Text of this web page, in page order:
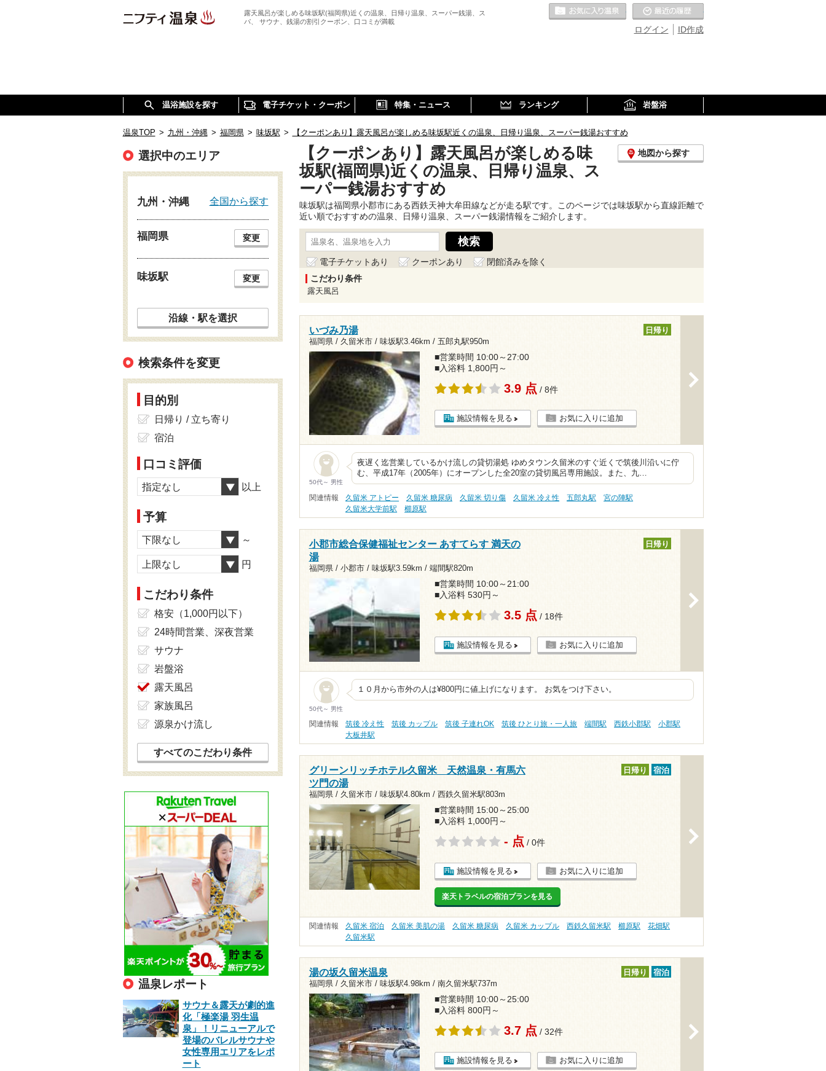
露天風呂が楽しめる味坂駅(福岡県)近くの温泉、日帰り温泉、スーパー銭湯、ス
パ、 サウナ、銭湯の割引クーポン、口コミが満載
ID作成
ログイン
お気に入りの温泉
温浴施設を探す 電子チケット・クーポン 特集・ニュース ランキング 岩盤浴
温泉TOP > 九州・沖縄 > 福岡県 > 味坂駅 > 【クーポンあり】露天風呂が楽しめる味坂駅近くの温泉、日帰り温泉、スーパー銭湯おすすめ
【クーポンあり】露天風呂が楽しめる味
坂駅(福岡県)近くの温泉、日帰り温泉、ス
ーパー銭湯おすすめ
地図から探す
味坂駅は福岡県小郡市にある西鉄天神大牟田線などが走る駅です。このページでは味坂駅から直線距離で
近い順でおすすめの温泉、日帰り温泉、スーパー銭湯情報をご紹介します。
電子チケットあり クーポンあり
閉館済みを除く
こだわり条件
露天風呂
いづみ乃湯
福岡県 / 久留米市 / 味坂駅3.46km / 五郎丸駅950m
日帰り
■営業時間 10:00～27:00
■入浴料 1,800円～
3.9 点 / 8件
施設情報を見る お気に入りに追加
50代～ 男性
夜遅く迄営業しているかけ流しの貸切湯処 ゆめタウン久留米のすぐ近くで筑後川沿いに佇
む、平成17年（2005年）にオープンした全20室の貸切風呂専用施設。また、九…
関連情報 久留米 アトピー 久留米 糖尿病 久留米 切り傷 久留米 冷え性 五郎丸駅
宮の陣駅
久留米大学前駅
櫛原駅
小郡市総合保健福祉センター あすてらす 満天の
湯
福岡県 / 小郡市 / 味坂駅3.59km / 端間駅820m
日帰り
■営業時間 10:00～21:00
■入浴料 530円～
3.5 点 / 18件
施設情報を見る お気に入りに追加
50代～ 男性
１０月から市外の人は¥800円に値上げになります。 お気をつけ下さい。
関連情報 筑後 冷え性 筑後 カップル 筑後 子連れOK 筑後 ひとり旅・一人旅 端間駅 西鉄小郡駅
小郡駅
大板井駅
グリーンリッチホテル久留米 天然温泉・有馬六
ツ門の湯
福岡県 / 久留米市 / 味坂駅4.80km / 西鉄久留米駅803m
日帰り 宿泊
■営業時間 15:00～25:00
■入浴料 1,000円～
- 点 / 0件
施設情報を見る お気に入りに追加
楽天トラベルの宿泊プランを見る
関連情報 久留米 宿泊 久留米 美肌の湯 久留米 糖尿病 久留米 カップル 西鉄久留米駅 櫛原駅
花畑駅
久留米駅
湯の坂久留米温泉
福岡県 / 久留米市 / 味坂駅4.98km / 南久留米駅737m
日帰り 宿泊
■営業時間 10:00～25:00
■入浴料 800円～
3.7 点 / 32件
施設情報を見る お気に入りに追加
選択中のエリア
九州・沖縄 全国から探す
福岡県 変更
味坂駅 変更
沿線・駅を選択
検索条件を変更
目的別
日帰り / 立ち寄り
宿泊
口コミ評価
指定なし 以上
予算
下限なし ～
上限なし 円
こだわり条件
格安（1,000円以下）
24時間営業、深夜営業
サウナ
岩盤浴
露天風呂
家族風呂
源泉かけ流し
すべてのこだわり条件
温泉レポート
サウナ＆露天が劇的進
化「極楽湯 羽生温
泉」！リニューアルで
登場のバレルサウナや
女性専用エリアをレポ
ート